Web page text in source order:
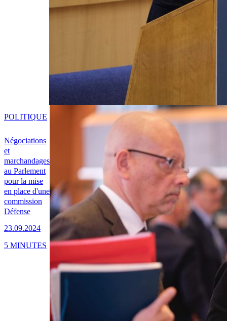
Négociations
et
marchandages
au Parlement
pour la mise
en place d'une
commission
Défense
23.09.2024
POLITIQUE
5 MINUTES